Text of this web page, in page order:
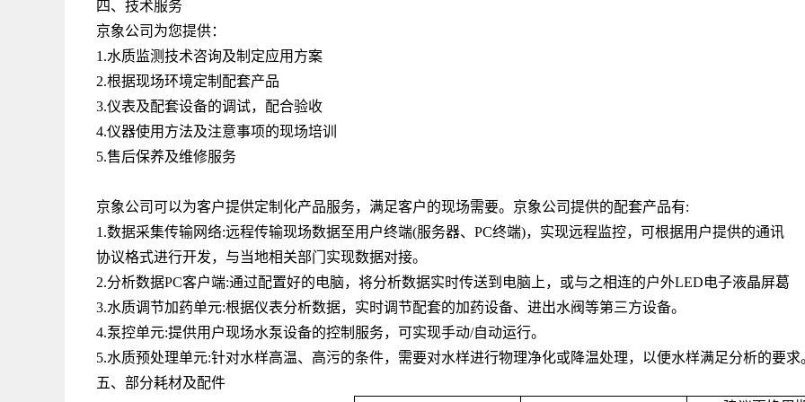
四、技术服务
京象公司为您提供：
1.水质监测技术咨询及制定应用方案
2.根据现场环境定制配套产品
3.仪表及配套设备的调试，配合验收
4.仪器使用方法及注意事项的现场培训
5.售后保养及维修服务
京象公司可以为客户提供定制化产品服务，满足客户的现场需要。京象公司提供的配套产品有:
1.数据采集传输网络:远程传输现场数据至用户终端(服务器、 PC终端)，实现远程监控，可根据用户提供的通讯
协议格式进行开发，与当地相关部门实现数据对接。
2.分析数据PC客户端:通过配置好的电脑，将分析数据实时传送到电脑上，或与之相连的户外LED电子液晶屏葛
3.水质调节加药单元:根据仪表分析数据，实时调节配套的加药设备、进出水阀等第三方设备。
4.泵控单元:提供用户现场水泵设备的控制服务，可实现手动/自动运行。
5.水质预处理单元:针对水样高温、高污的条件，需要对水样进行物理净化或降温处理，以便水样满足分析的要求
五、部分耗材及配件